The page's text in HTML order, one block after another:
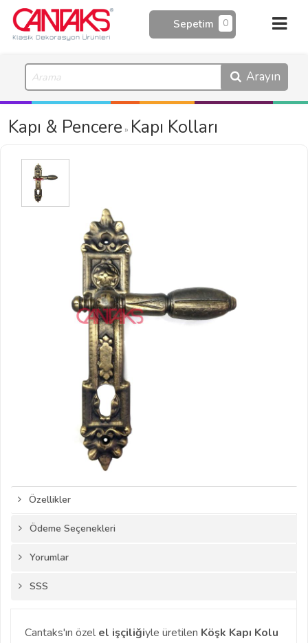
0
Sepetim
Arayın
Kapı & Pencere » Kapı Kolları
Özellikler
Ödeme Seçenekleri
Yorumlar
SSS
Cantaks'ın özel el işçiliğiyle üretilen Köşk Kapı Kolu